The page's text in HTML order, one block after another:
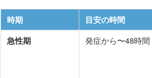
時期 目安の時間
急性期
発症から〜48時間